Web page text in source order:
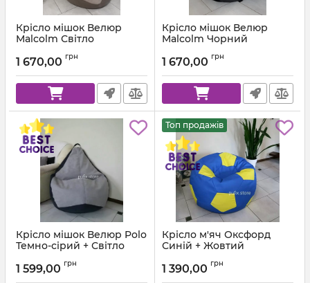
Крісло мішок Велюр
Malcolm Світло
Артикул: km-malcolm-22-l
1 670,00 грн
Крісло мішок Велюр
Malcolm Чорний
1 670,00 грн
Крісло мішок Велюр Polo
Темно-сірий + Світло
Артикул: km-polo-17-16-l
1 599,00 грн
Топ продажів
Крісло м'яч Оксфорд
Синій + Жовтий
1 390,00 грн